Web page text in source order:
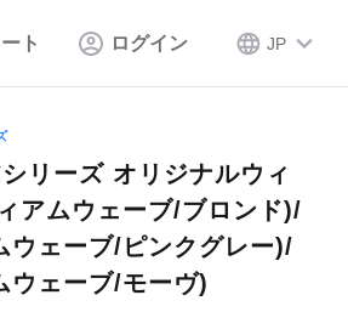
ト ログイン JP
リーズ オリジナルウィ
アムウェーブ/ブロンド)/
ウェーブ/ピンクグレー)/
ウェーブ/モーヴ)